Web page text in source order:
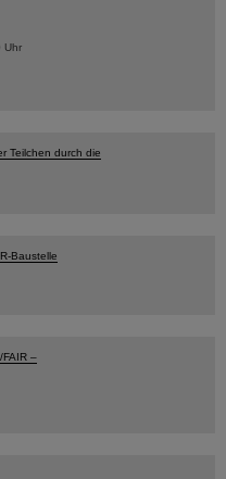
Uhr
Teilchen durch die
Baustelle
–